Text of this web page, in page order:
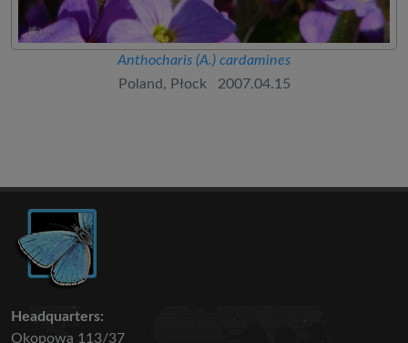
Anthocharis (A.) cardamines
Poland, Płock 2007.04.15
Headquarters:
Okopowa 113/37